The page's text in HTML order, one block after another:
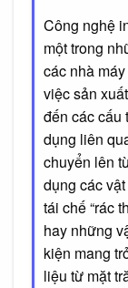
Công nghệ
một trong
các nhà
việc sản
đến các cấu
dụng liên
chuyển lên
dụng các
tái chế “rác
hay những
kiện mang
liệu từ mặt